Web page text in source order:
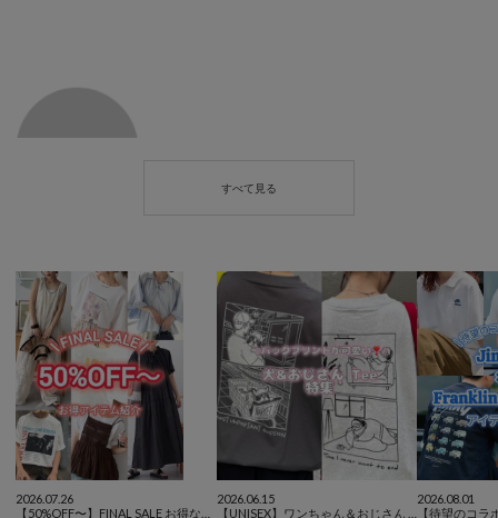
2026.07.26
2026.06.15
2026.08.01